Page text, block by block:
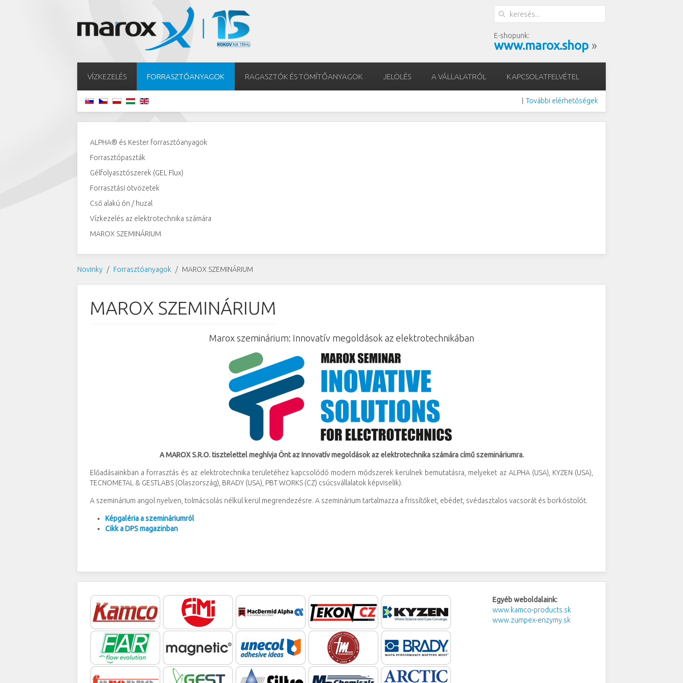
E-shopunk:
www.marox.shop »
VÍZKEZELÉS FORRASZTÓANYAGOK RAGASZTÓK ÉS TÖMÍTŐANYAGOK JELÖLÉS A VÁLLALATRÓL KAPCSOLATFELVÉTEL
További elérhetőségek
ALPHA® és Kester forrasztóanyagok
Forrasztópaszták
Gélfolyasztószerek (GEL Flux)
Forrasztási ötvözetek
Cső alakú ón / huzal
Vízkezelés az elektrotechnika számára
MAROX SZEMINÁRIUM
Novinky Forrasztóanyagok MAROX SZEMINÁRIUM
MAROX SZEMINÁRIUM
Marox szeminárium: Innovatív megoldások az elektrotechnikában
A MAROX S.R.O. tisztelettel meghívja Önt az Innovatív megoldások az elektrotechnika számára című szemináriumra.
Előadásainkban a forrasztás és az elektrotechnika területéhez kapcsolódó modern módszerek kerülnek bemutatásra, melyeket az ALPHA (USA), KYZEN (USA),
TECNOMETAL & GESTLABS (Olaszország), BRADY (USA), PBT WORKS (CZ) csúcsvállalatok képviselik).
A szeminárium angol nyelven, tolmácsolás nélkül kerül megrendezésre. A szeminárium tartalmazza a frissítőket, ebédet, svédasztalos vacsorát és borkóstolót.
Képgaléria a szemináriumról
Cikk a DPS magazinban
Egyéb weboldalaink:
www.kamco-products.sk
www.zumpex-enzymy.sk